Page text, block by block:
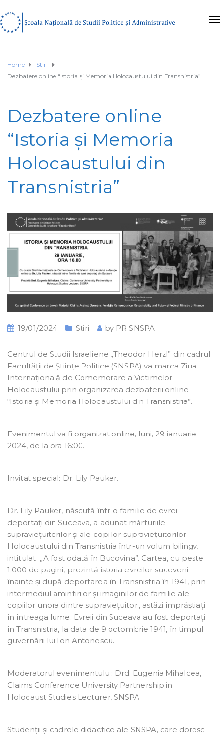
Home
Stiri
Dezbatere online “Istoria și Memoria Holocaustului din Transnistria”
Dezbatere online
“Istoria și Memoria
Holocaustului din
Transnistria”
19/01/2024 Stiri by PR SNSPA
Centrul de Studii Israeliene „Theodor Herzl” din cadrul
Facultății de Științe Politice (SNSPA) va marca Ziua
Internațională de Comemorare a Victimelor
Holocaustului prin organizarea dezbaterii online
“Istoria și Memoria Holocaustului din Transnistria”.
Evenimentul va fi organizat online, luni, 29 ianuarie
2024, de la ora 16:00.
Invitat special: Dr. Lily Pauker.
Dr. Lily Pauker, născută într-o familie de evrei
deportați din Suceava, a adunat mărturiile
supraviețuitorilor și ale copiilor supraviețuitorilor
Holocaustului din Transnistria într-un volum bilingv,
intitulat „A fost odată în Bucovina”. Cartea, cu peste
1.000 de pagini, prezintă istoria evreilor suceveni
înainte și după deportarea în Transnistria în 1941, prin
intermediul amintirilor și imaginilor de familie ale
copiilor unora dintre supraviețuitori, astăzi împrăștiați
în întreaga lume. Evreii din Suceava au fost deportați
în Transnistria, la data de 9 octombrie 1941, în timpul
guvernării lui Ion Antonescu.
Moderatorul evenimentului: Drd. Eugenia Mihalcea,
Claims Conference University Partnership in
Holocaust Studies Lecturer, SNSPA
Studenții și cadrele didactice ale SNSPA, care doresc